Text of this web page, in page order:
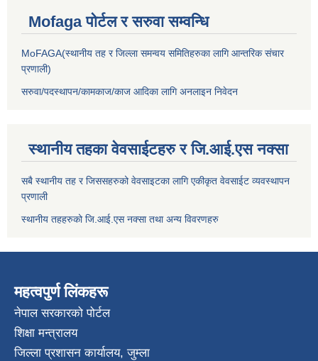
Mofaga पोर्टल र सरुवा सम्वन्धि
MoFAGA(स्थानीय तह र जिल्ला समन्वय समितिहरुका लागि आन्तरिक संचार
प्रणाली)
सरुवा/पदस्थापन/कामकाज/काज आदिका लागि अनलाइन निवेदन
स्थानीय तहका वेवसाईटहरु र जि.आई.एस नक्सा
सबै स्थानीय तह र जिससहरुको वेवसाइटका लागि एकीकृत वेवसाईट व्यवस्थापन
प्रणाली
स्थानीय तहहरुको जि.आई.एस नक्सा तथा अन्य विवरणहरु
महत्वपुर्ण लिंकहरू
नेपाल सरकारको पोर्टल
शिक्षा मन्त्रालय
जिल्ला प्रशासन कार्यालय, जुम्ला